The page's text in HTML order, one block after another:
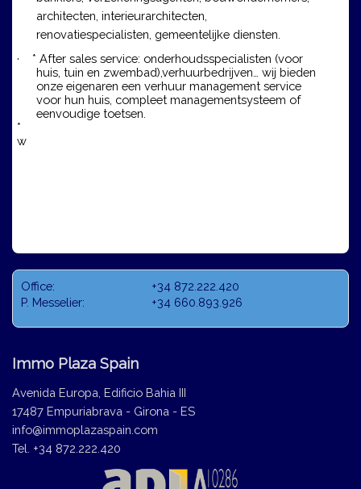
architecten, interieurarchitecten,
renovatiespecialisten, gemeentelijke diensten.
· * After sales service: onderhoudsspecialisten (voor
huis, tuin en zwembad),verhuurbedrijven… wij bieden
onze eigenaren een verhuur management service
voor hun huis, compleet managementsysteem of
eenvoudige toetsen.
*
w
Office:
+34 872.222.420
P. Messelier:
+34 660.893.926
Immo Plaza Spain
Avenida Europa, Edificio Bahia III
17487 Empuriabrava - Girona - ES
info@immoplazaspain.com
Tel. +34 872.222.420